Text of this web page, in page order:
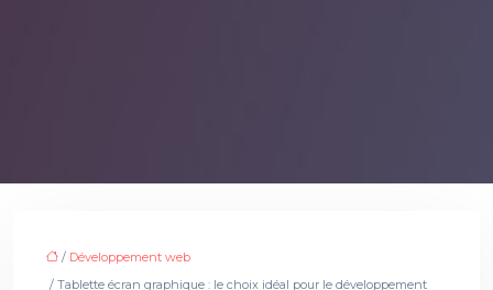
/ Développement web
/ Tablette écran graphique : le choix idéal pour le développement